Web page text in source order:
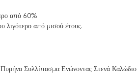
από 60%
λιγότερο από μισού έτους.
Συλλίπασμα Ενώνοντας Στενά Καλώδιο